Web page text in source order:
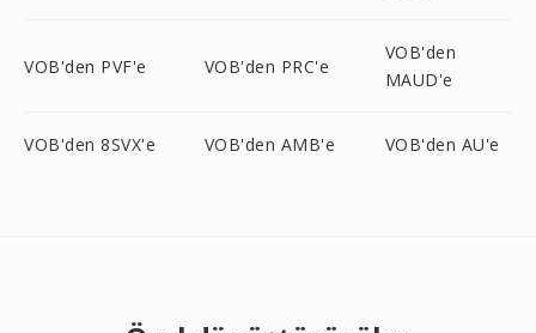
VOB'den PVF'e VOB'den PRC'e
VOB'den
MAUD'e
VOB'den 8SVX'e VOB'den AMB'e VOB'den AU'e